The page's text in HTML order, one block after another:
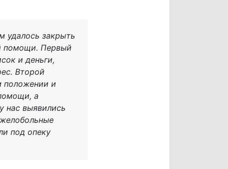
удалось закрыть
помощи. Первый
и деньги,
Второй
положении и
а
нас выявились
под опеку